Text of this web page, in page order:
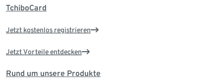
TchiboCard
Jetzt kostenlos registrieren
Jetzt Vorteile entdecken
Rund um unsere Produkte